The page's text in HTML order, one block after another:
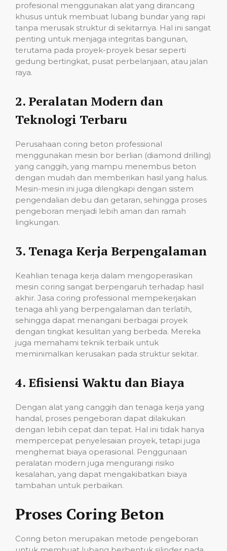
profesional menggunakan alat yang dirancang
khusus untuk membuat lubang bundar yang rapi
tanpa merusak struktur di sekitarnya. Hal ini sangat
penting untuk menjaga integritas bangunan,
terutama pada proyek-proyek besar seperti
gedung bertingkat, pusat perbelanjaan, atau jalan
raya.
2. Peralatan Modern dan
Teknologi Terbaru
Perusahaan coring beton professional
menggunakan mesin bor berlian (diamond drilling)
yang canggih, yang mampu menembus beton
dengan mudah dan memberikan hasil yang halus.
Mesin-mesin ini juga dilengkapi dengan sistem
pengendalian debu dan getaran, sehingga proses
pengeboran menjadi lebih aman dan ramah
lingkungan.
3. Tenaga Kerja Berpengalaman
Keahlian tenaga kerja dalam mengoperasikan
mesin coring sangat berpengaruh terhadap hasil
akhir. Jasa coring professional mempekerjakan
tenaga ahli yang berpengalaman dan terlatih,
sehingga dapat menangani berbagai proyek
dengan tingkat kesulitan yang berbeda. Mereka
juga memahami teknik terbaik untuk
meminimalkan kerusakan pada struktur sekitar.
4. Efisiensi Waktu dan Biaya
Dengan alat yang canggih dan tenaga kerja yang
handal, proses pengeboran dapat dilakukan
dengan lebih cepat dan tepat. Hal ini tidak hanya
mempercepat penyelesaian proyek, tetapi juga
menghemat biaya operasional. Penggunaan
peralatan modern juga mengurangi risiko
kesalahan, yang dapat mengakibatkan biaya
tambahan untuk perbaikan.
Proses Coring Beton
Coring beton merupakan metode pengeboran